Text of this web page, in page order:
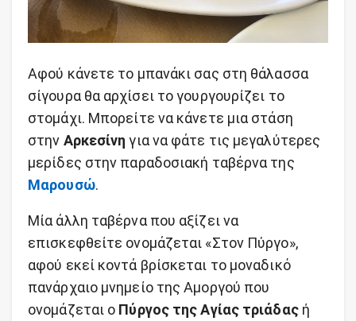
Αφού κάνετε το μπανάκι σας στη θάλασσα
σίγουρα θα αρχίσει το γουργουρίζει το
στομάχι. Μπορείτε να κάνετε μια στάση
στην Αρκεσίνη για να φάτε τις μεγαλύτερες
μερίδες στην παραδοσιακή ταβέρνα της
Μαρουσώ.
Μία άλλη ταβέρνα που αξίζει να
επισκεφθείτε ονομάζεται «Στον Πύργο»,
αφού εκεί κοντά βρίσκεται το μοναδικό
πανάρχαιο μνημείο της Αμοργού που
ονομάζεται ο Πύργος της Αγίας τριάδαςή